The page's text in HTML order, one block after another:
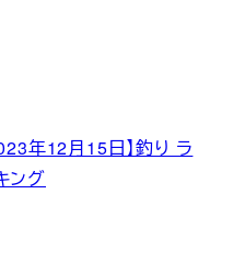
年12月15日】釣り ラ
ング